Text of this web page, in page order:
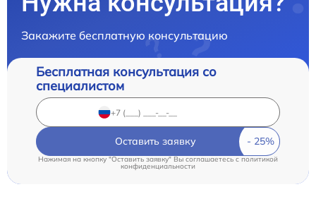
Закажите бесплатную консультацию
Бесплатная консультация со
специалистом
Оставить заявку
Нажимая на кнопку "Оставить заявку" Вы соглашаетесь cполитикой
конфиденциальности